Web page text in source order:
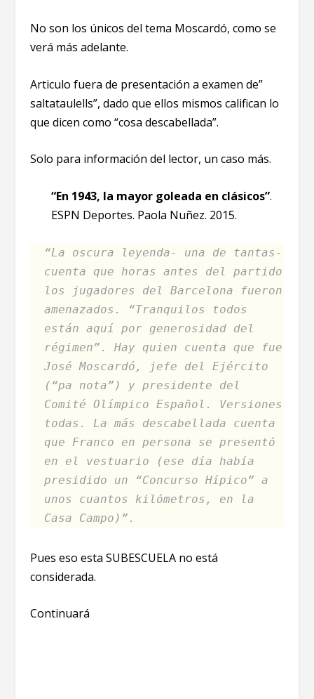
No son los únicos del tema Moscardó, como se
verá más adelante.
Articulo fuera de presentación a examen de”
saltataulells”, dado que ellos mismos califican lo
que dicen como “cosa descabellada”.
Solo para información del lector, un caso más.
“En 1943, la mayor goleada en clásicos”.
ESPN Deportes. Paola Nuñez. 2015.
“La oscura leyenda- una de tantas-
cuenta que horas antes del partido
los jugadores del Barcelona fueron
amenazados. “Tranquilos todos
están aquí por generosidad del
régimen”. Hay quien cuenta que fue
José Moscardó, jefe del Ejército
(“pa nota”) y presidente del
Comité Olímpico Español. Versiones
todas. La más descabellada cuenta
que Franco en persona se presentó
en el vestuario (ese día había
presidido un “Concurso Hípico” a
unos cuantos kilómetros, en la
Casa Campo)”.
Pues eso esta SUBESCUELA no está
considerada.
Continuará